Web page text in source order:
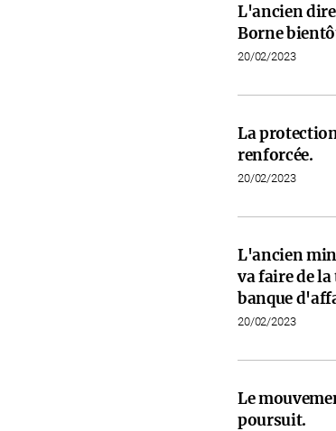
L'ancien
Borne
20/02/2023
La
renforcée.
20/02/2023
L'ancien
va faire de
banque
20/02/2023
Le
poursuit.